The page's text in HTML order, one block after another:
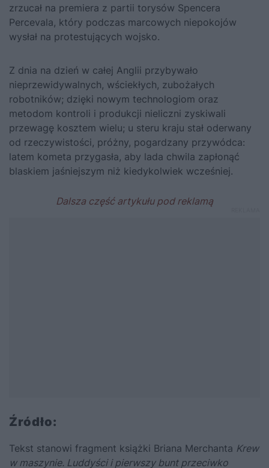
zrzucał na premiera z partii torysów Spencera
Percevala, który podczas marcowych niepokojów
wysłał na protestujących wojsko.
Z dnia na dzień w całej Anglii przybywało
nieprzewidywalnych, wściekłych, zubożałych
robotników; dzięki nowym technologiom oraz
metodom kontroli i produkcji nieliczni zyskiwali
przewagę kosztem wielu; u steru kraju stał oderwany
od rzeczywistości, próżny, pogardzany przywódca:
latem kometa przygasła, aby lada chwila zapłonąć
blaskiem jaśniejszym niż kiedykolwiek wcześniej.
Źródło:
Tekst stanowi fragment książki Briana Merchanta Krew
w maszynie. Luddyści i pierwszy bunt przeciwko